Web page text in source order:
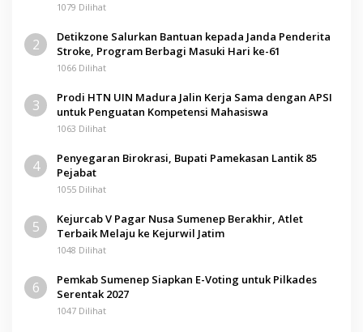
1079 Dilihat
2
Detikzone Salurkan Bantuan kepada Janda Penderita
Stroke, Program Berbagi Masuki Hari ke-61
1066 Dilihat
3
Prodi HTN UIN Madura Jalin Kerja Sama dengan APSI
untuk Penguatan Kompetensi Mahasiswa
1063 Dilihat
4
Penyegaran Birokrasi, Bupati Pamekasan Lantik 85
Pejabat
1055 Dilihat
5
Kejurcab V Pagar Nusa Sumenep Berakhir, Atlet
Terbaik Melaju ke Kejurwil Jatim
1048 Dilihat
6
Pemkab Sumenep Siapkan E-Voting untuk Pilkades
Serentak 2027
1047 Dilihat